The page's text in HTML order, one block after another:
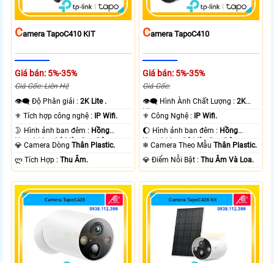
CAmera TapoC410 KIT
Giá bán: 5%-35%
Giá Gốc: Liên Hệ
👁️‍🗨 Độ Phân giải :2K Lite .
⚜️ Tích hợp công nghệ :
IP Wifi.
🌛 Hình ảnh ban đêm : Hồng
Ngoại 10m Có Màu Ban Ðêm.
💎 Camera DòngThân Plastic.
️ლ Tích Hợp :Thu Âm.
CAmera TapoC410
Giá bán: 5%-35%
Giá Gốc:
👁️‍🗨 Hình Ành Chất Lượng :2K
Lite .
⚜️ Công Nghệ :
IP Wifi.
🌔 Hình ảnh ban đêm : Hồng
Ngoại 10m Có Màu Ban Ðêm.
❄ Camera Theo MẫuThân Plastic.
️💎 Điểm Nỗi Bật :Thu Âm Và Loa.